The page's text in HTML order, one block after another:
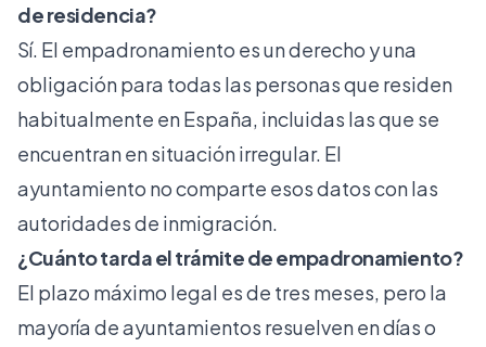
de residencia?
Sí. El empadronamiento es un derecho y una
obligación para todas las personas que residen
habitualmente en España, incluidas las que se
encuentran en situación irregular. El
ayuntamiento no comparte esos datos con las
autoridades de inmigración.
¿Cuánto tarda el trámite de empadronamiento?
El plazo máximo legal es de tres meses, pero la
mayoría de ayuntamientos resuelven en días o